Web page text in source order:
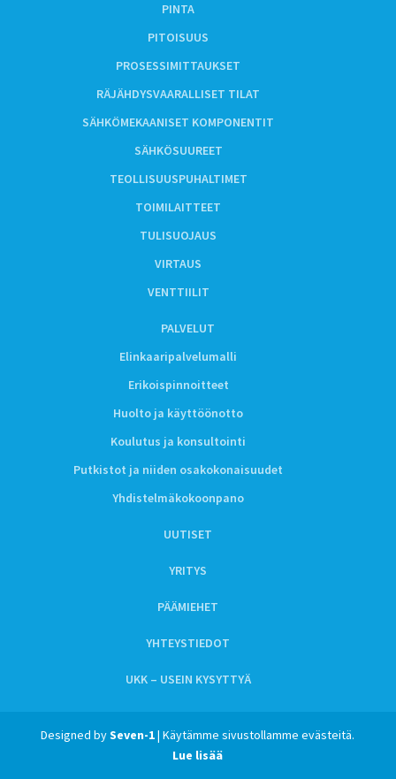
PINTA
PITOISUUS
PROSESSIMITTAUKSET
RÄJÄHDYSVAARALLISET TILAT
SÄHKÖMEKAANISET KOMPONENTIT
SÄHKÖSUUREET
TEOLLISUUSPUHALTIMET
TOIMILAITTEET
TULISUOJAUS
VIRTAUS
VENTTIILIT
PALVELUT
Elinkaaripalvelumalli
Erikoispinnoitteet
Huolto ja käyttöönotto
Koulutus ja konsultointi
Putkistot ja niiden osakokonaisuudet
Yhdistelmäkokoonpano
UUTISET
YRITYS
PÄÄMIEHET
YHTEYSTIEDOT
UKK – USEIN KYSYTTYÄ
Designed bySeven-1| Käytämme sivustollamme evästeitä.
Lue lisää